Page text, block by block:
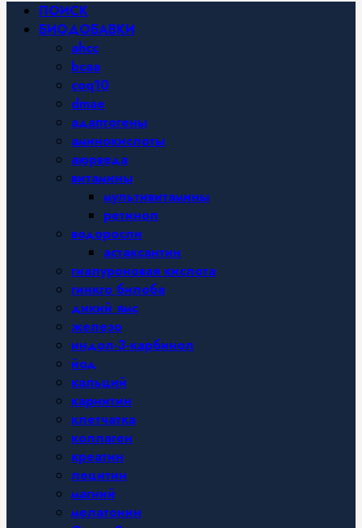
Основное
меню
ПОИСК
БИОДОБАВКИ
ahcc
bcaa
coq10
dmae
адаптогены
аминокислоты
аюрведа
витамины
мультивитамины
ретинол
водоросли
астаксантин
гиалуроновая кислота
гинкго билоба
дикий ямс
железо
индол-3-карбинол
йод
кальций
карнитин
клетчатка
коллаген
креатин
лецитин
магний
мелатонин